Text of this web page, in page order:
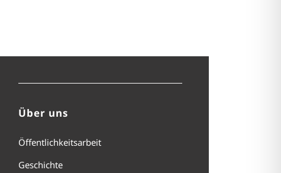
Über uns
Öffentlichkeitsarbeit
Geschichte